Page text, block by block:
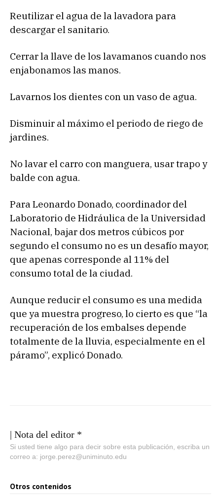
Reutilizar el agua de la lavadora para
descargar el sanitario.
Cerrar la llave de los lavamanos cuando nos
enjabonamos las manos.
Lavarnos los dientes con un vaso de agua.
Disminuir al máximo el periodo de riego de
jardines.
No lavar el carro con manguera, usar trapo y
balde con agua.
Para Leonardo Donado, coordinador del
Laboratorio de Hidráulica de la Universidad
Nacional, bajar dos metros cúbicos por
segundo el consumo no es un desafío mayor,
que apenas corresponde al 11% del
consumo total de la ciudad.
Aunque reducir el consumo es una medida
que ya muestra progreso, lo cierto es que “la
recuperación de los embalses depende
totalmente de la lluvia, especialmente en el
páramo”, explicó Donado.
| Nota del editor *
Si usted tiene algo para decir sobre esta publicación, escriba un
correo a: jorge.perez@uniminuto.edu
Otros contenidos